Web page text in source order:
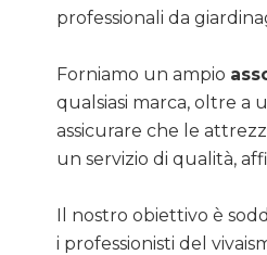
professionali da
Forniamo un ampio
qualsiasi marca, oltre a
assicurare che le
un servizio di qualità,
Il nostro obiettivo è
i professionisti del